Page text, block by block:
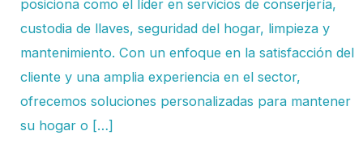
posiciona como el líder en servicios de conserjería,
custodia de llaves, seguridad del hogar, limpieza y
mantenimiento. Con un enfoque en la satisfacción del
cliente y una amplia experiencia en el sector,
ofrecemos soluciones personalizadas para mantener
su hogar o […]